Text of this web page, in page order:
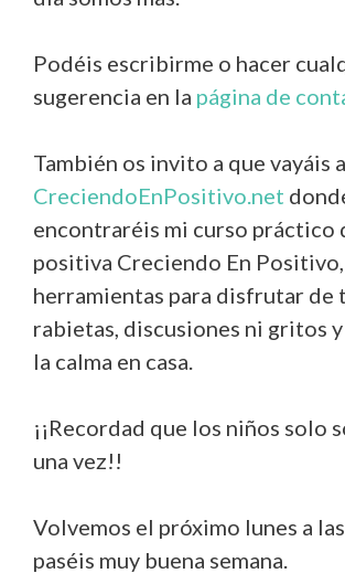
Podéis escribirme o hacer
sugerencia en la página de
También os invito a que vayáis
CreciendoEnPositivo.net
encontraréis mi curso práctico
positiva Creciendo En
herramientas para disfrutar de
rabietas, discusiones ni gritos
la calma en casa.
¡¡Recordad que los niños solo
una vez!!
Volvemos el próximo lunes a
paséis muy buena semana.